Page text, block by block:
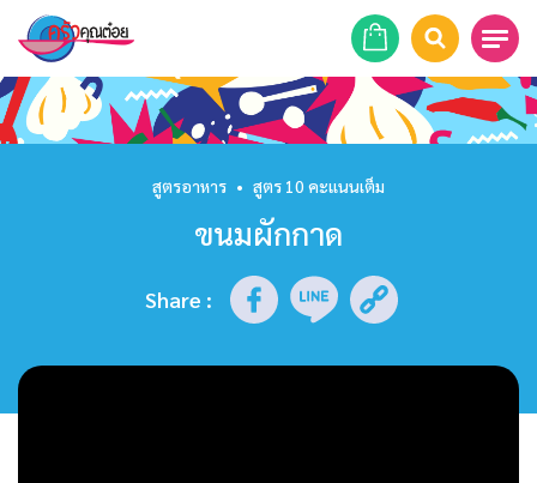
หน้าแรก
รายการย้อนหลัง
สูตรอาหาร • สูตร 10 คะแนนเต็ม
ขนมผักกาด
Share :